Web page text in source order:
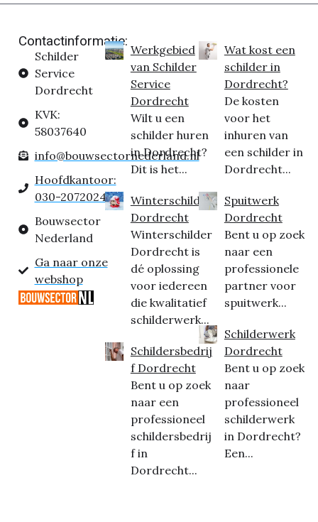
Contactinformatie:
Schilder
Service
Dordrecht
KVK:
58037640
info@bouwsectornederland.nl
Hoofdkantoor:
030-2072024
Bouwsector
Nederland
Ga naar onze
webshop
Werkgebied
van Schilder
Service
Dordrecht
Wilt u een
schilder huren
in Dordrecht?
Dit is het...
Winterschilder
Dordrecht
Winterschilder
Dordrecht is
dé oplossing
voor iedereen
die kwalitatief
schilderwerk...
Schildersbedrij
f Dordrecht
Bent u op zoek
naar een
professioneel
schildersbedrij
f in
Dordrecht...
Wat kost een
schilder in
Dordrecht?
De kosten
voor het
inhuren van
een schilder in
Dordrecht...
Spuitwerk
Dordrecht
Bent u op zoek
naar een
professionele
partner voor
spuitwerk...
Schilderwerk
Dordrecht
Bent u op zoek
naar
professioneel
schilderwerk
in Dordrecht?
Een...